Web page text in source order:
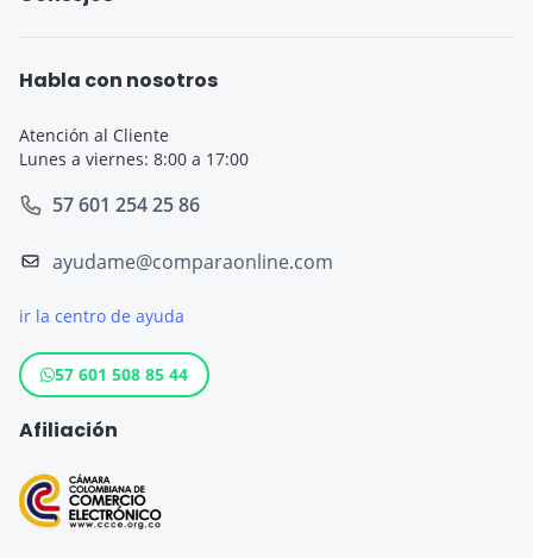
Seguro de Viaje para Embarazadas
Seguro de Viaje Cruceros
SOAT
Tarjeta de Crédito
Crédito de Vehículo
Crédito Hipotecario
Crédito de Consumo
Cuenta de ahorro
Seguro para Motos
Habla con nosotros
Atención al Cliente
Lunes a viernes: 8:00 a 17:00
57 601 254 25 86
ayudame@comparaonline.com
ir la centro de ayuda
57 601 508 85 44
Afiliación